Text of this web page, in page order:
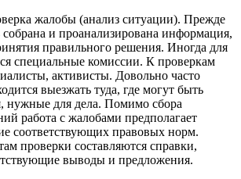
жалобы (анализ ситуации). Прежде
и проанализирована информация,
правильного решения. Иногда для
специальные комиссии. К проверкам
активисты. Довольно часто
выезжать туда, где могут быть
нужные для дела. Помимо сбора
работа с жалобами предполагает
соответствующих правовых норм.
проверки составляются справки,
выводы и предложения.